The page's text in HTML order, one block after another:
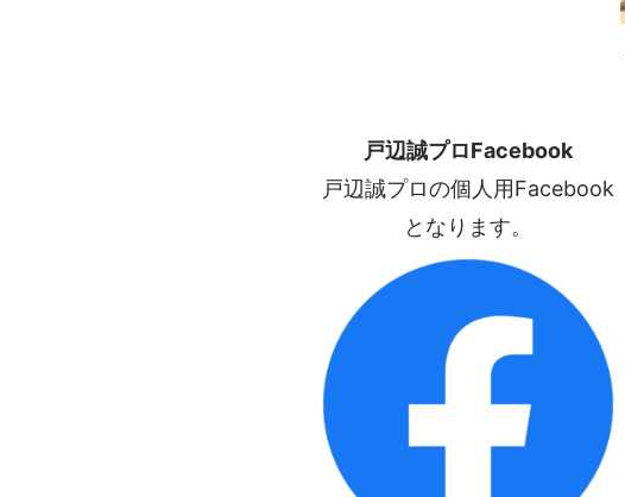
戸辺誠プロFacebook
戸辺誠プロの個人用Facebook
となります。